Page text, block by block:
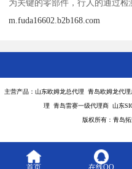
为关键的零部件，行人的通过检
m.fuda16602.b2b168.com
主营产品：山东欧姆龙总代理 青岛欧姆龙代
理 青岛雷赛一级代理商 山东
版权所有：青岛
首页 在线QQ